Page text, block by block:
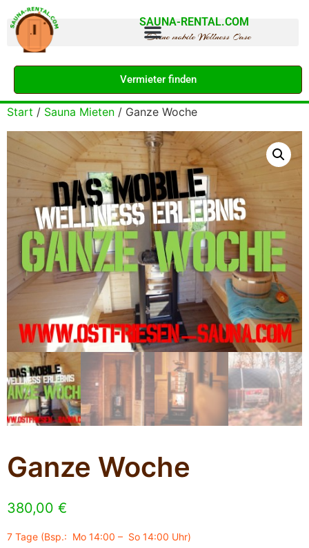
SAUNA-RENTAL.COM
Deine mobile Wellness Oase
Vermieter finden
Start / Sauna Mieten / Ganze Woche
Ganze Woche
380,00 €
7 Tage (Bsp.: Mo 14:00 – So 14:00 Uhr)